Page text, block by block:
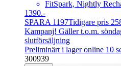
FitSpark, Nightly
1390.-
SPARA 1197Tidigare pris
Kampanj! Gäller t.o.m.
slutförsäljning
Preliminärt i lager online 10
300939